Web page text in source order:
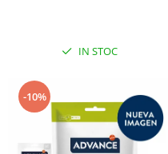
IN STOC
-10%